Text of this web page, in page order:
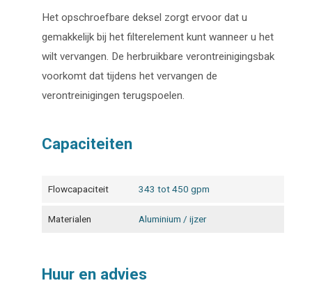
Het opschroefbare deksel zorgt ervoor dat u
gemakkelijk bij het filterelement kunt wanneer u het
wilt vervangen. De herbruikbare verontreinigingsbak
voorkomt dat tijdens het vervangen de
verontreinigingen terugspoelen.
Capaciteiten
Flowcapaciteit 343 tot 450 gpm
Materialen Aluminium / ijzer
Huur en advies